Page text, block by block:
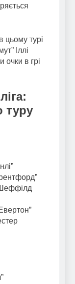
цьому турі
Іллі
очки в грі
туру